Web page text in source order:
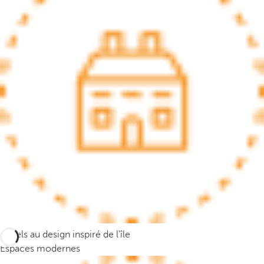
t
e
r
e
n
t
e
e
Hôtels au design inspiré de l'île
Espaces modernes